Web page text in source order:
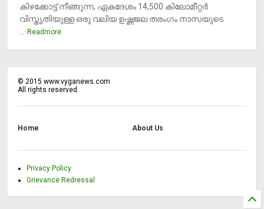
കിഴക്കോട്ട് നീങ്ങുന്ന, ഏകദേശം 14,500 കിലോമീറ്റര്‍
വിസ്തൃതിയുള്ള ഒരു വലിയ ഉഷ്ണജല തരംഗം നാസയുടെ
... Readmore
©2015 www.vyganews.com
All rights reserved.
Home About Us
Privacy Policy
Grievance Redressal